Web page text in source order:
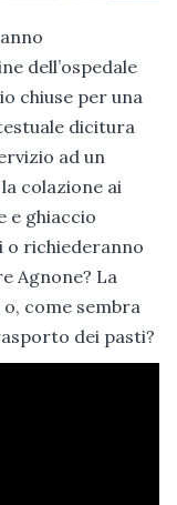
dell’ospedale
chiuse per una
dicitura
ad un
colazione ai
e ghiaccio
richiederanno
Agnone? La
come sembra
dei pasti?